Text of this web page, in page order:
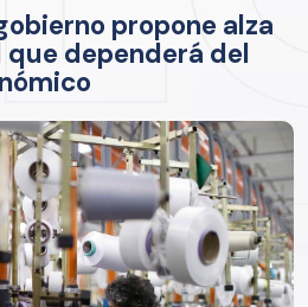
propone alza
dependerá del